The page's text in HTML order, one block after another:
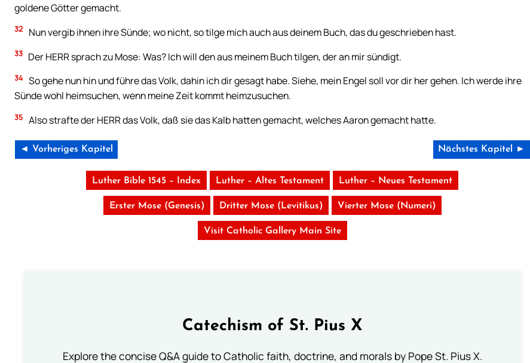
goldene Götter gemacht.
32 Nun vergib ihnen ihre Sünde; wo nicht, so tilge mich auch aus deinem Buch, das du geschrieben hast.
33 Der HERR sprach zu Mose: Was? Ich will den aus meinem Buch tilgen, der an mir sündigt.
34 So gehe nun hin und führe das Volk, dahin ich dir gesagt habe. Siehe, mein Engel soll vor dir her gehen. Ich werde ihre
Sünde wohl heimsuchen, wenn meine Zeit kommt heimzusuchen.
35 Also strafte der HERR das Volk, daß sie das Kalb hatten gemacht, welches Aaron gemacht hatte.
◄ Vorheriges Kapitel Nächstes Kapitel ►
Luther Bible 1545 – Index Luther – Altes Testament Luther – Neues Testament
Erster Mose (Genesis) Dritter Mose (Levitikus) Vierter Mose (Numeri)
Visit Catholic Gallery Main Site
Catechism of St. Pius X
Explore the concise Q&A guide to Catholic faith, doctrine, and morals by Pope St. Pius X.